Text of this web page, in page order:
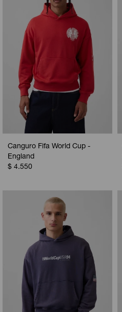
Canguro Fifa World Cup -
England
$ 4.550
Camperas
Musculosas
Shorts
Vestidos y polleras
Pijamas
Calzas
Camperas
Chalecos
Shorts
Ropa interior
Polos
Camperas
Chalecos
Ropa interior
Pijamas
Camperas
Pijamas
Sets
Sets